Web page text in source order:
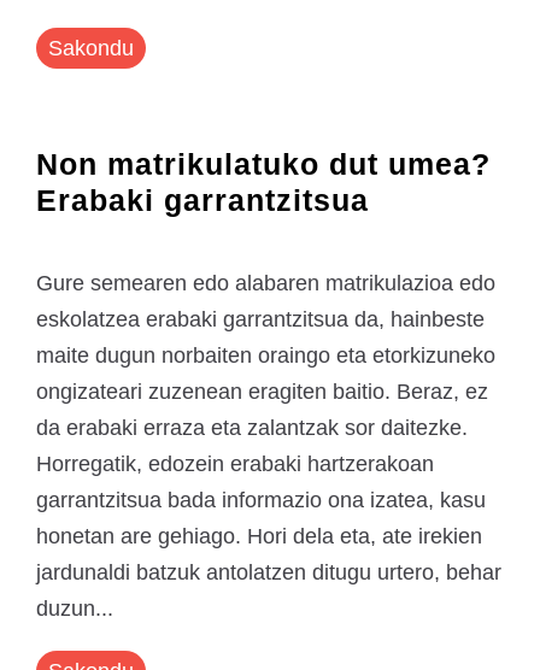
Sakondu
Non matrikulatuko dut umea?
Erabaki garrantzitsua
Gure semearen edo alabaren matrikulazioa edo
eskolatzea erabaki garrantzitsua da, hainbeste
maite dugun norbaiten oraingo eta etorkizuneko
ongizateari zuzenean eragiten baitio. Beraz, ez
da erabaki erraza eta zalantzak sor daitezke.
Horregatik, edozein erabaki hartzerakoan
garrantzitsua bada informazio ona izatea, kasu
honetan are gehiago. Hori dela eta, ate irekien
jardunaldi batzuk antolatzen ditugu urtero, behar
duzun...